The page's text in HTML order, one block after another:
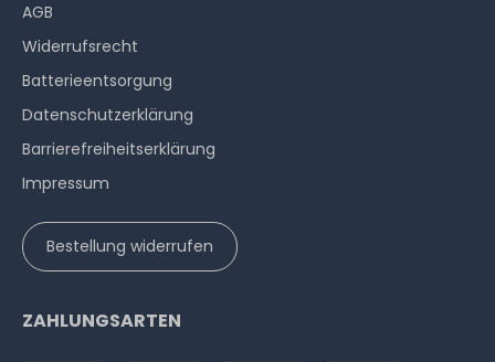
AGB
Widerrufs­recht
Batterieentsorgung
Datenschutzerklärung
Barrierefreiheitserklärung
Impressum
Bestellung widerrufen
ZAHLUNGSARTEN